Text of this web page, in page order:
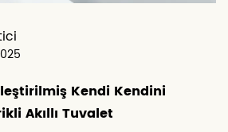
Kendi Kendini
Akıllı Tuvalet